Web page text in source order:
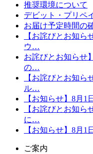
推奨環境について
デビット・プリペ
お届け予定時間の
【お詫びとお知ら
ウ…
お詫びとお知らせ
の…
【お詫びとお知
ル…
【お知らせ】8月
【お詫びとお知
に…
【お知らせ】8月
ご案内